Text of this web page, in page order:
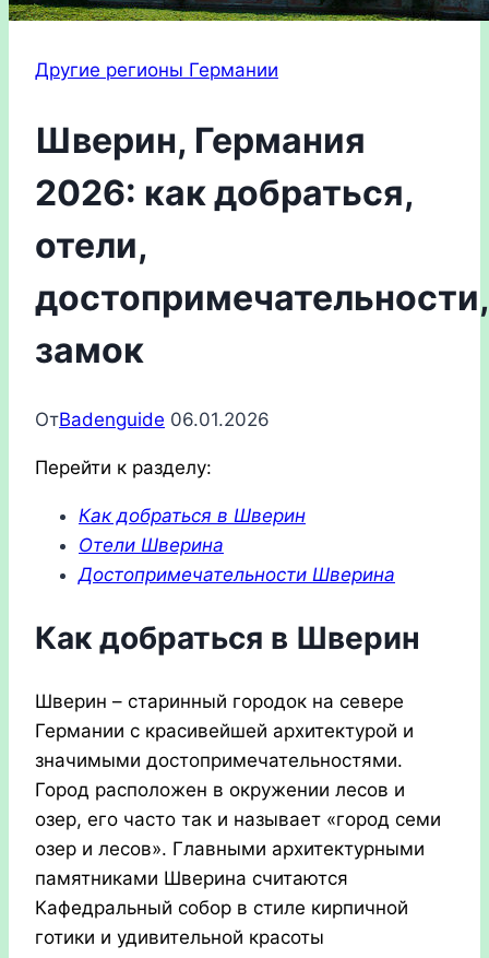
Другие регионы Германии
Шверин, Германия
2026: как добраться,
отели,
достопримечательности,
замок
ОтBadenguide 06.01.2026
Перейти к разделу:
Как добраться в Шверин
Отели Шверина
Достопримечательности Шверина
Как добраться в Шверин
Шверин – старинный городок на севере
Германии с красивейшей архитектурой и
значимыми достопримечательностями.
Город расположен в окружении лесов и
озер, его часто так и называет «город семи
озер и лесов». Главными архитектурными
памятниками Шверина считаются
Кафедральный собор в стиле кирпичной
готики и удивительной красоты